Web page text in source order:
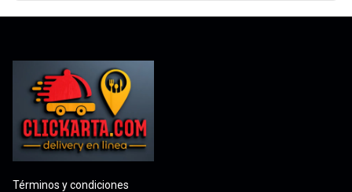
Términos y condiciones